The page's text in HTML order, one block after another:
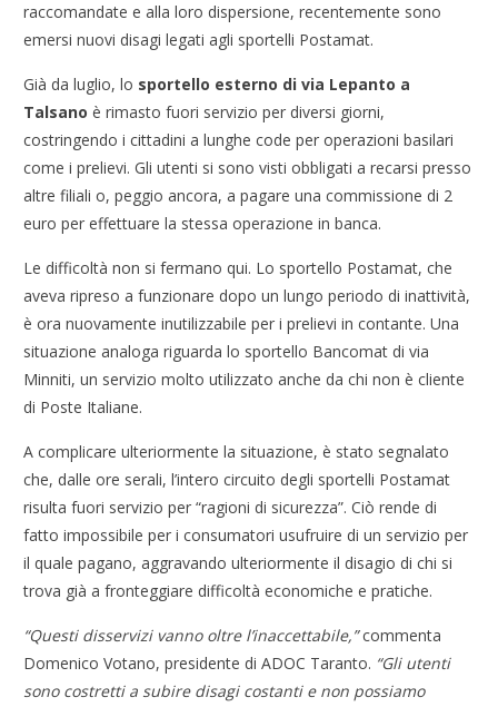
raccomandate e alla loro dispersione, recentemente sono
emersi nuovi disagi legati agli sportelli Postamat.
Già da luglio, lo sportello esterno di via Lepanto a
Talsano è rimasto fuori servizio per diversi giorni,
costringendo i cittadini a lunghe code per operazioni basilari
come i prelievi. Gli utenti si sono visti obbligati a recarsi presso
altre filiali o, peggio ancora, a pagare una commissione di 2
euro per effettuare la stessa operazione in banca.
Le difficoltà non si fermano qui. Lo sportello Postamat, che
aveva ripreso a funzionare dopo un lungo periodo di inattività,
è ora nuovamente inutilizzabile per i prelievi in contante. Una
situazione analoga riguarda lo sportello Bancomat di via
Minniti, un servizio molto utilizzato anche da chi non è cliente
di Poste Italiane.
A complicare ulteriormente la situazione, è stato segnalato
che, dalle ore serali, l’intero circuito degli sportelli Postamat
risulta fuori servizio per “ragioni di sicurezza”. Ciò rende di
fatto impossibile per i consumatori usufruire di un servizio per
il quale pagano, aggravando ulteriormente il disagio di chi si
trova già a fronteggiare difficoltà economiche e pratiche.
“Questi disservizi vanno oltre l’inaccettabile,”commenta
Domenico Votano, presidente di ADOC Taranto. “Gli utenti
sono costretti a subire disagi costanti e non possiamo